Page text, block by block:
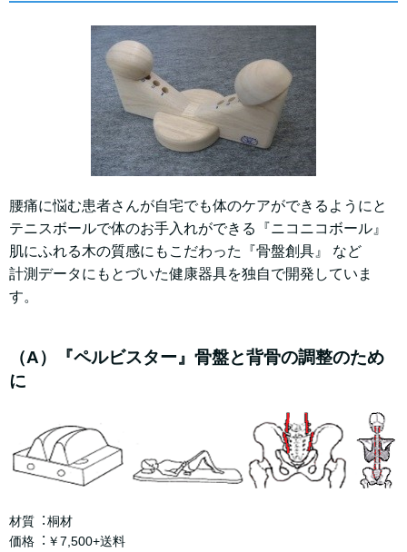
腰痛に悩む患者さんが⾃宅でも体のケアができるようにと
テニスボールで体のお⼿⼊れができる『ニコニコボール』
肌にふれる⽊の質感にもこだわった『⾻盤創具』 など
計測データにもとづいた健康器具を独⾃で開発していま
す。
（A）『ペルビスター』⾻盤と背⾻の調整のため
に
材質︓桐材
価格︓￥7,500+送料